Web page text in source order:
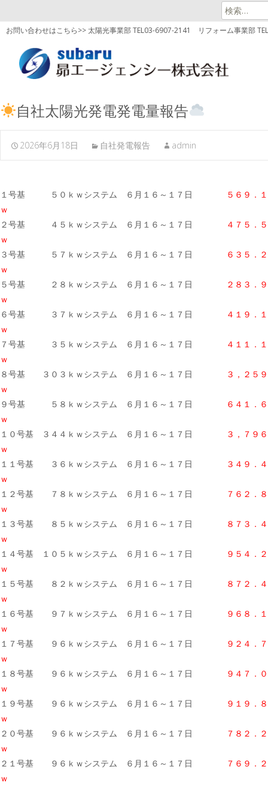
検
索:
お問い合わせはこちら>> 太陽光事業部 TEL03-6907-2141 リフォーム事業部
自社太陽光発電発電量報告
2026年6月18日 自社発電報告 admin
１号基 ５０ｋｗシステム ６月１６～１７日
５６９．
ｗ
２号基 ４５ｋｗシステム ６月１６～１７日
４７５．
ｗ
３号基 ５７ｋｗシステム ６月１６～１７日
６３５．
ｗ
５号基 ２８ｋｗシステム ６月１６～１７日
２８３．
ｗ
６号基 ３７ｋｗシステム ６月１６～１７日
４１９．
ｗ
７号基 ３５ｋｗシステム ６月１６～１７日
４１１．
ｗ
８号基 ３０３ｋｗシステム ６月１６～１７日
３，２５
ｗ
９号基 ５８ｋｗシステム ６月１６～１７日
６４１．
ｗ
１０号基 ３４４ｋｗシステム ６月１６～１７日
３，７９
ｗ
１１号基 ３６ｋｗシステム ６月１６～１７日
３４９．
ｗ
１２号基 ７８ｋｗシステム ６月１６～１７日
７６２．
ｗ
１３号基 ８５ｋｗシステム ６月１６～１７日
８７３．
ｗ
１４号基 １０５ｋｗシステム ６月１６～１７日
９５４．
ｗ
１５号基 ８２ｋｗシステム ６月１６～１７日
８７２．
ｗ
１６号基 ９７ｋｗシステム ６月１６～１７日
９６８．
ｗ
１７号基 ９６ｋｗシステム ６月１６～１７日
９２４．
ｗ
１８号基 ９６ｋｗシステム ６月１６～１７日
９４７．
ｗ
１９号基 ９６ｋｗシステム ６月１６～１７日
９１９．８
ｗ
２０号基 ９６ｋｗシステム ６月１６～１７日
７８２．
ｗ
２１号基 ９６ｋｗシステム ６月１６～１７日
７６９．
ｗ